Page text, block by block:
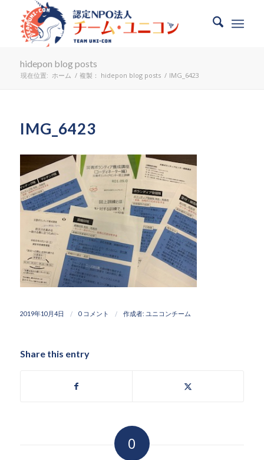
hidepon blog posts
現在位置: ホーム / 複製： hidepon blog posts / IMG_6423
IMG_6423
2019年10月4日 / 0 コメント / 作成者: ユニコンチーム
Share this entry
0